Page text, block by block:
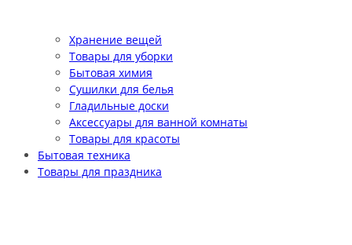
Хранение вещей
Товары для уборки
Бытовая химия
Сушилки для белья
Гладильные доски
Аксессуары для ванной комнаты
Товары для красоты
Бытовая техника
Товары для праздника